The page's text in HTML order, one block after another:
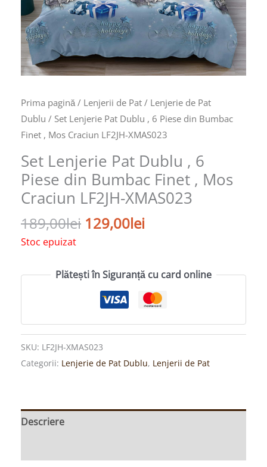
Prima pagină/ Lenjerii de Pat / Lenjerie de Pat
Dublu / Set Lenjerie Pat Dublu , 6 Piese din Bumbac
Finet , Mos Craciun LF2JH-XMAS023
Set Lenjerie Pat Dublu , 6
Piese din Bumbac Finet , Mos
Craciun LF2JH-XMAS023
189,00lei 129,00lei
Stoc epuizat
Plătești în Siguranță cu card online
SKU: LF2JH-XMAS023
Categorii: Lenjerie de Pat Dublu, Lenjerii de Pat
Descriere